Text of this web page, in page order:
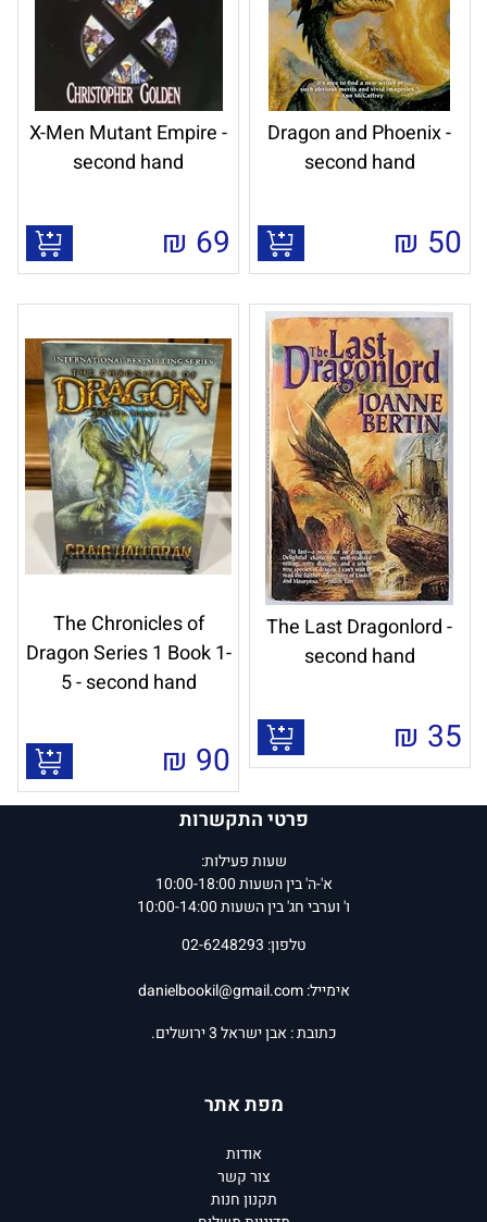
Dragon and Phoenix -
second hand
50
₪
X-Men Mutant Empire -
second hand
69
₪
The Last Dragonlord -
second hand
35
₪
The Chronicles of
Dragon Series 1 Book 1-
5 - second hand
90
₪
פרטי התקשרות
שעות פעילות:
א'-ה' בין השעות 10:00-18:00
ו' וערבי חג' בין השעות 10:00-14:00
טלפון: 02-6248293
אימייל:danielbookil@gmail.com
כתובת : אבן ישראל 3 ירושלים.
מפת אתר
אודות
צור קשר
תקנון חנות